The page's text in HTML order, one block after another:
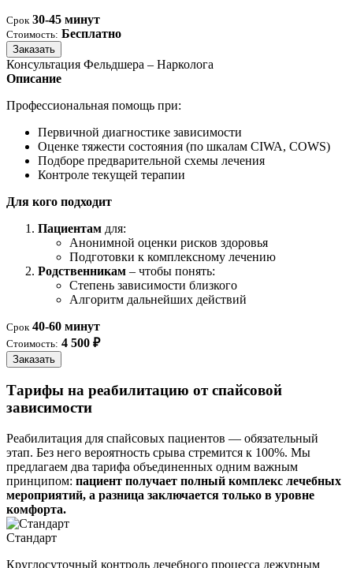
Срок 30-45 минут
Стоимость: Бесплатно
Заказать
Консультация Фельдшера – Нарколога
Описание
Профессиональная помощь при:
Первичной диагностике зависимости
Оценке тяжести состояния (по шкалам CIWA, COWS)
Подборе предварительной схемы лечения
Контроле текущей терапии
Для кого подходит
Пациентам для:
Анонимной оценки рисков здоровья
Подготовки к комплексному лечению
Родственникам – чтобы понять:
Степень зависимости близкого
Алгоритм дальнейших действий
Срок 40-60 минут
Стоимость: 4 500 ₽
Заказать
Тарифы на реабилитацию от спайсовой
зависимости
Реабилитация для спайсовых пациентов — обязательный
этап. Без него вероятность срыва стремится к 100%. Мы
предлагаем два тарифа объединенных одним важным
принципом: пациент получает полный комплекс лечебных
мероприятий, а разница заключается только в уровне
комфорта.
Стандарт
Круглосуточный контроль лечебного процесса дежурным